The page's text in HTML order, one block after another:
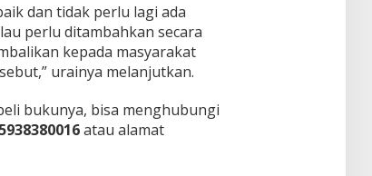
dan tidak perlu lagi ada
perlu ditambahkan secara
kepada masyarakat
urainya melanjutkan.
bukunya, bisa menghubungi
atau alamat